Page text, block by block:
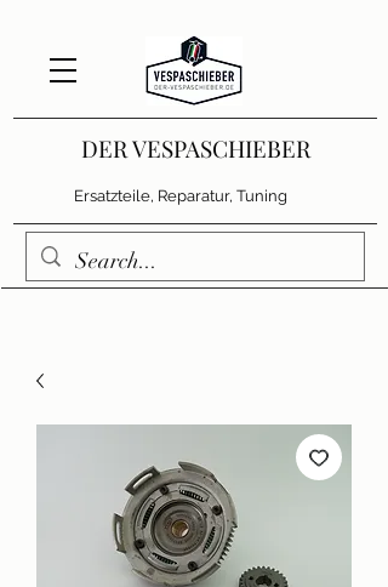
DER VESPASCHIEBER
Ersatzteile, Reparatur, Tuning